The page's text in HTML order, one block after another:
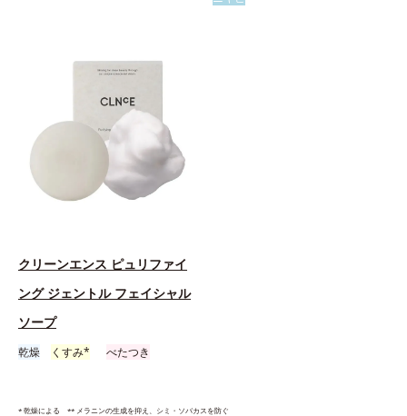
クリーンエンス ピュリファイ
ング ジェントル フェイシャル
ソープ
乾燥 くすみ* べたつき
* 乾燥による ** メラニンの生成を抑え、シミ・ソバカスを防ぐ